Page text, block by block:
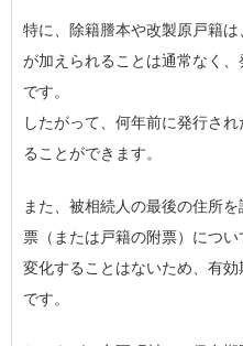
特に、除籍謄本や改製原戸籍
が加えられることは通常なく
です。
したがって、何年前に発行さ
ることができます。
また、被相続人の最後の住所
票（または戸籍の附票）につ
変化することはないため、有
です。